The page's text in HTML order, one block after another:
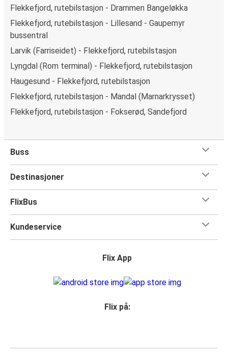
Flekkefjord, rutebilstasjon - Drammen Bangeløkka
Flekkefjord, rutebilstasjon - Lillesand - Gaupemyr
bussentral
Larvik (Farriseidet) - Flekkefjord, rutebilstasjon
Lyngdal (Rom terminal) - Flekkefjord, rutebilstasjon
Haugesund - Flekkefjord, rutebilstasjon
Flekkefjord, rutebilstasjon - Mandal (Marnarkrysset)
Flekkefjord, rutebilstasjon - Fokserød, Sandefjord
Buss
Destinasjoner
FlixBus
Kundeservice
Flix App
Flix på: